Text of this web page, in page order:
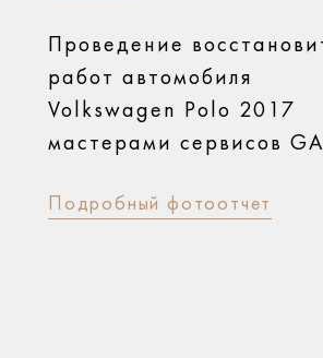
Проведение
работ автомобиля
Volkswagen Polo 2017
мастерами сервисов
Подробный фотоотчет